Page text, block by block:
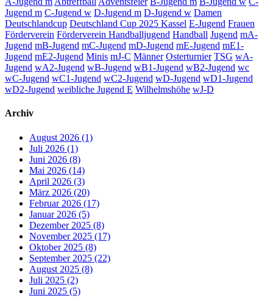
Jugend m C-Jugend w D-Jugend m D-Jugend w Damen
Deutschlandcup Deutschland Cup 2025 Kassel E-Jugend Frauen
Förderverein Förderverein Handballjugend Handball Jugend mA-
Jugend mB-Jugend mC-Jugend mD-Jugend mE-Jugend mE1-
Jugend mE2-Jugend Minis mJ-C Männer Osterturnier TSG wA-
Jugend wA2-Jugend wB-Jugend wB1-Jugend wB2-Jugend wc
wC-Jugend wC1-Jugend wC2-Jugend wD-Jugend wD1-Jugend
wD2-Jugend weibliche Jugend E Wilhelmshöhe wJ-D
Archiv
August 2026 (1)
Juli 2026 (1)
Juni 2026 (8)
Mai 2026 (14)
April 2026 (3)
März 2026 (20)
Februar 2026 (17)
Januar 2026 (5)
Dezember 2025 (8)
November 2025 (17)
Oktober 2025 (8)
September 2025 (22)
August 2025 (8)
Juli 2025 (2)
Juni 2025 (5)